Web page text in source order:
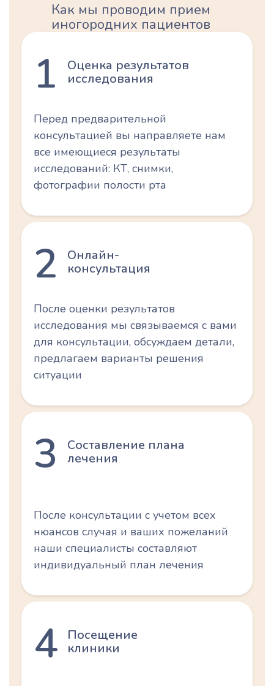
Как мы проводим прием
иногородних пациентов
1
Оценка результатов
исследования
Перед предварительной
консультацией вы направляете нам
все имеющиеся результаты
исследований: КТ, снимки,
фотографии полости рта
2
Онлайн-
консультация
После оценки результатов
исследования мы связываемся с вами
для консультации, обсуждаем детали,
предлагаем варианты решения
ситуации
3
Составление плана
лечения
После консультации с учетом всех
нюансов случая и ваших пожеланий
наши специалисты составляют
индивидуальный план лечения
4
Посещение
клиники